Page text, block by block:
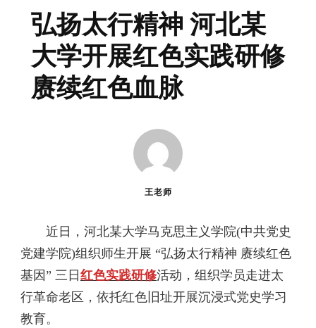
弘扬太行精神 河北某
大学开展红色实践研修
赓续红色血脉
王老师
近日，河北某大学马克思主义学院(中共党史
党建学院)组织师生开展 “弘扬太行精神 赓续红色
基因” 三日 红色实践研修活动，组织学员走进太
行革命老区，依托红色旧址开展沉浸式党史学习
教育。